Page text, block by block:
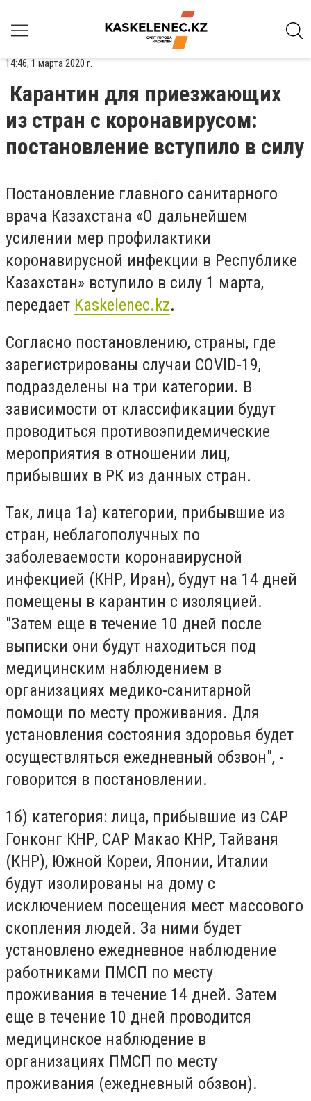
14:46, 1 марта 2020 г.
Карантин для приезжающих
из стран с коронавирусом:
постановление вступило в силу
Постановление главного санитарного
врача Казахстана «О дальнейшем
усилении мер профилактики
коронавирусной инфекции в Республике
Казахстан» вступило в силу 1 марта,
передает Kaskelenec.kz.
Согласно постановлению, страны, где
зарегистрированы случаи COVID-19,
подразделены на три категории. В
зависимости от классификации будут
проводиться противоэпидемические
мероприятия в отношении лиц,
прибывших в РК из данных стран.
Так, лица 1а) категории, прибывшие из
стран, неблагополучных по
заболеваемости коронавирусной
инфекцией (КНР, Иран), будут на 14 дней
помещены в карантин с изоляцией.
"Затем еще в течение 10 дней после
выписки они будут находиться под
медицинским наблюдением в
организациях медико-санитарной
помощи по месту проживания. Для
установления состояния здоровья будет
осуществляться ежедневный обзвон", -
говорится в постановлении.
1б) категория: лица, прибывшие из САР
Гонконг КНР, САР Макао КНР, Тайваня
(КНР), Южной Кореи, Японии, Италии
будут изолированы на дому с
исключением посещения мест массового
скопления людей. За ними будет
установлено ежедневное наблюдение
работниками ПМСП по месту
проживания в течение 14 дней. Затем
еще в течение 10 дней проводится
медицинское наблюдение в
организациях ПМСП по месту
проживания (ежедневный обзвон).